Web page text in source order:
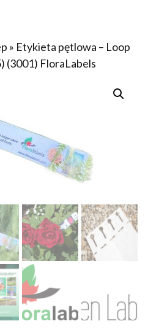
» Etykieta pętlowa – Loop
(3001) FloraLabels